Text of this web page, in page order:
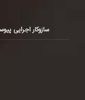
سازوکار اجرایی